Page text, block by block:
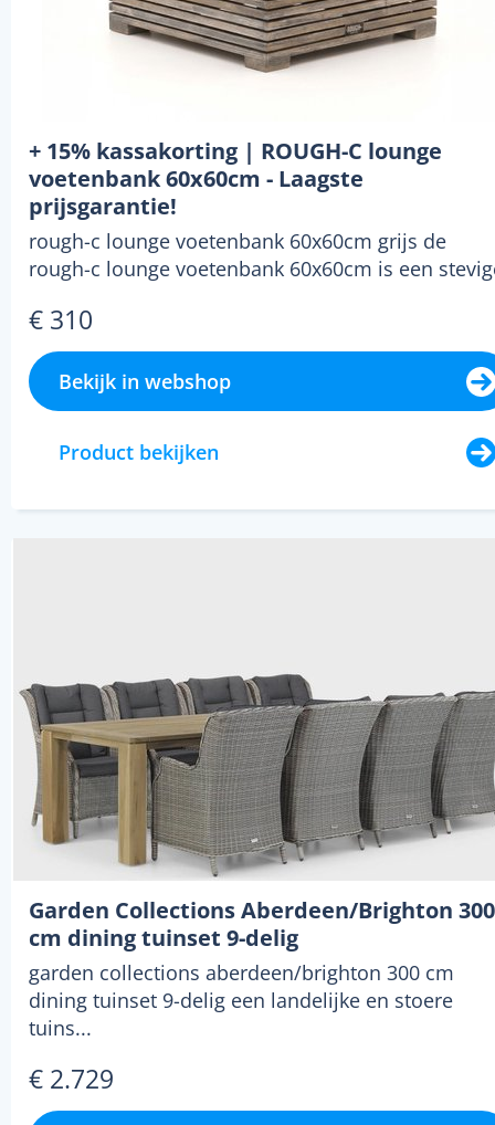
tuinmeubels van eikenhout
gaan, of teakhout van hoge
verkrijgbaar. Houtsoorten als
Balau, Jatoba, Meranti, Merbau,
Rain Tree en Tamme Kastanje
zijn ook goed geschikt voor
+ 15% kassakorting | ROUGH-C lounge
voetenbank 60x60cm - Laagste
prijsgarantie!
rough-c lounge voetenbank 60x60cm grijs de
rough-c lounge voetenbank 60x60cm is een
€ 310
Bekijk in webshop
Product bekijken
Garden Collections Aberdeen/Brighton 300
cm dining tuinset 9-delig
garden collections aberdeen/brighton 300 cm
dining tuinset 9-delig een landelijke en stoere
tuins...
€ 2.729